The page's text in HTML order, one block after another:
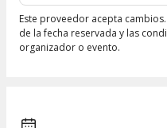
Este proveedor acepta
de la fecha reservada y las
organizador o evento.